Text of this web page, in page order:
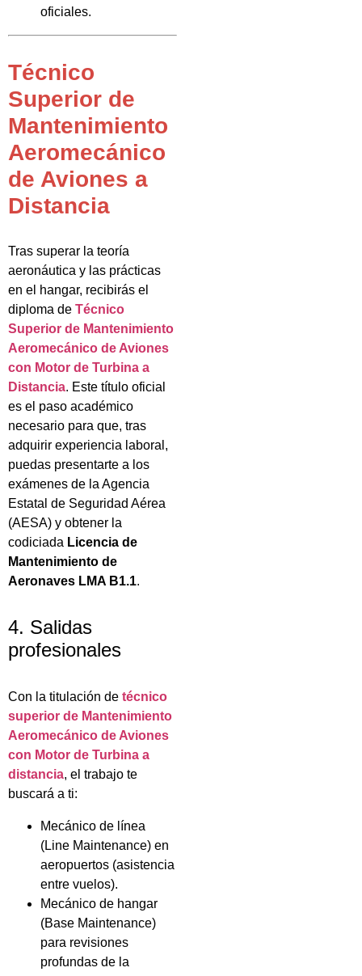
oficiales.
Técnico
Superior de
Mantenimiento
Aeromecánico
de Aviones a
Distancia
Tras superar la teoría
aeronáutica y las prácticas
en el hangar, recibirás el
diploma de Técnico
Superior de Mantenimiento
Aeromecánico de Aviones
con Motor de Turbina a
Distancia. Este título oficial
es el paso académico
necesario para que, tras
adquirir experiencia laboral,
puedas presentarte a los
exámenes de la Agencia
Estatal de Seguridad Aérea
(AESA) y obtener la
codiciada Licencia de
Mantenimiento de
Aeronaves LMA B1.1.
4. Salidas
profesionales
Con la titulación de técnico
superior de Mantenimiento
Aeromecánico de Aviones
con Motor de Turbina a
distancia, el trabajo te
buscará a ti:
Mecánico de línea
(Line Maintenance) en
aeropuertos (asistencia
entre vuelos).
Mecánico de hangar
(Base Maintenance)
para revisiones
profundas de la